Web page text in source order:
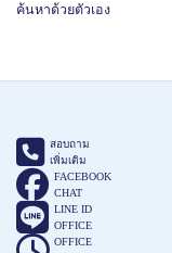
ค้นหาด้วยตัวเอง
สอบถาม
เพิ่มเติม
FACEBOOK
CHAT
LINE ID
OFFICE
OFFICE